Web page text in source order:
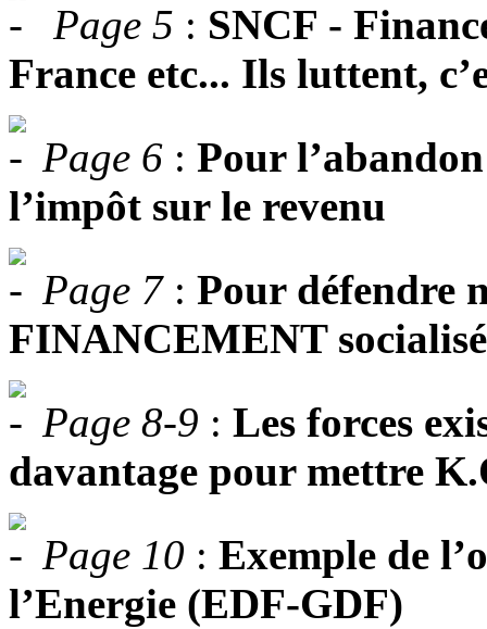
Page 5 : SNCF -
France etc... Ils luttent,
Page 6 : Pour
l’impôt sur le revenu
Page 7: Pour défendre
FINANCEMENT
Page 8-9 : Les forces
davantage pour mettre
Page 10 : Exemple de
l’Energie (EDF-GDF)